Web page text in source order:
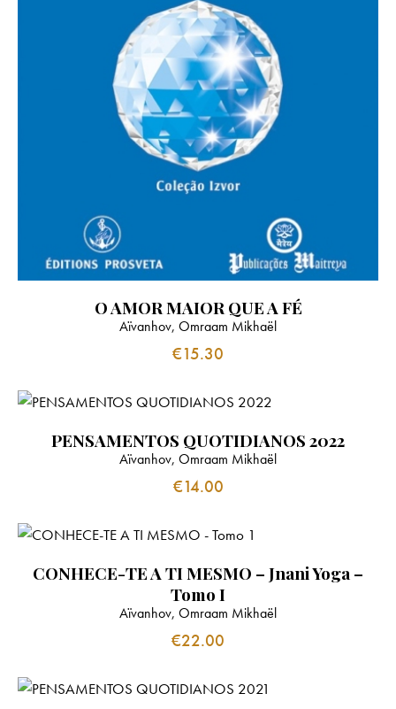
O AMOR MAIOR QUE A FÉ
Aïvanhov, Omraam Mikhaël
€15.30
PENSAMENTOS QUOTIDIANOS 2022
Aïvanhov, Omraam Mikhaël
€14.00
CONHECE-TE A TI MESMO – Jnani Yoga –
Tomo I
Aïvanhov, Omraam Mikhaël
€22.00